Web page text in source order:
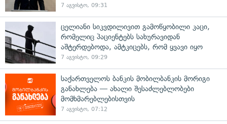
7 აგვისტო, 09:31
ცელიანი სიკვდილივით გამოწყობილი კაცი,
რომელიც პაციენტებს სახურავიდან
აშტერდებოდა, ამტკიცებს, რომ ყვავი იყო
7 აგვისტო, 09:29
საქართველოს ბანკის მობილბანკის მორიგი
განახლება — ახალი შესაძლებლობები
მომხმარებლებისთვის
7 აგვისტო, 07:12